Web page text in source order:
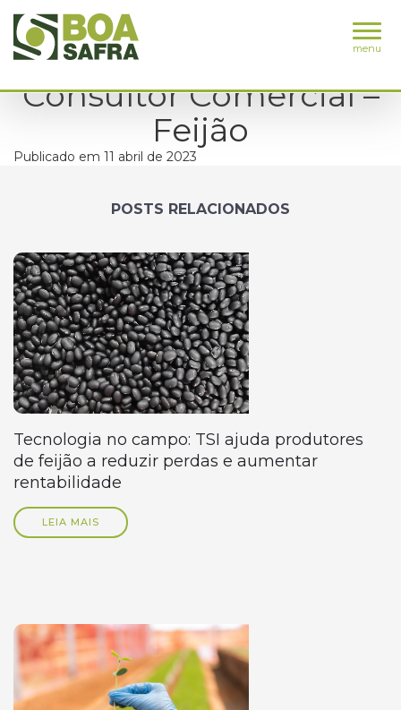
menu
Consultor Comercial –
Feijão
Publicado em 11 abril de 2023
POSTS RELACIONADOS
Tecnologia no campo: TSI ajuda produtores
de feijão a reduzir perdas e aumentar
rentabilidade
LEIA MAIS